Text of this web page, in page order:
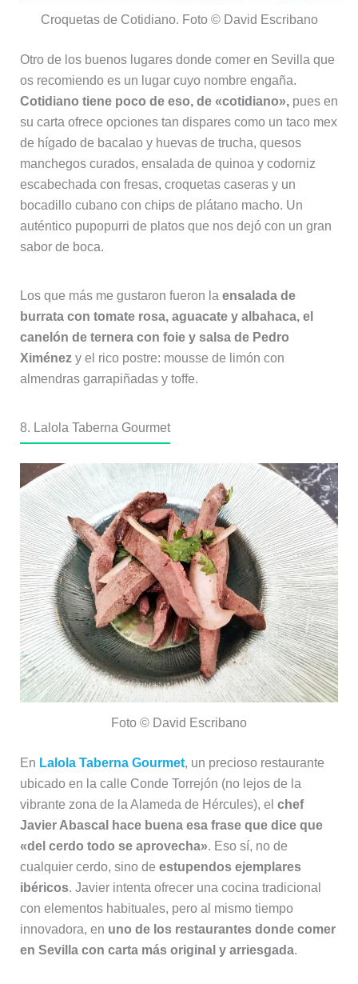
Croquetas de Cotidiano. Foto © David Escribano
Otro de los buenos lugares donde comer en Sevilla que
os recomiendo es un lugar cuyo nombre engaña.
Cotidiano tiene poco de eso, de «cotidiano»,pues en
su carta ofrece opciones tan dispares como un taco mex
de hígado de bacalao y huevas de trucha, quesos
manchegos curados, ensalada de quinoa y codorniz
escabechada con fresas, croquetas caseras y un
bocadillo cubano con chips de plátano macho. Un
auténtico pupopurri de platos que nos dejó con un gran
sabor de boca.
Los que más me gustaron fueron la ensalada de
burrata con tomate rosa, aguacate y albahaca, el
canelón de ternera con foie y salsa de Pedro
Ximénezy el rico postre: mousse de limón con
almendras garrapiñadas y toffe.
8. Lalola Taberna Gourmet
Foto © David Escribano
En Lalola Taberna Gourmet, un precioso restaurante
ubicado en la calle Conde Torrejón (no lejos de la
vibrante zona de la Alameda de Hércules), el chef
Javier Abascal hace buena esa frase que dice que
«del cerdo todo se aprovecha». Eso sí, no de
cualquier cerdo, sino de estupendos ejemplares
ibéricos. Javier intenta ofrecer una cocina tradicional
con elementos habituales, pero al mismo tiempo
innovadora, en uno de los restaurantes donde comer
en Sevilla con carta más original y arriesgada.